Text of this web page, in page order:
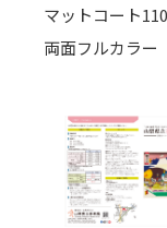
マットコート
両面フルカラー